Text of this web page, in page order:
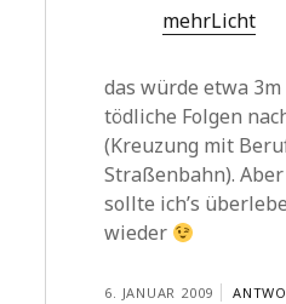
mehrLicht
das würde etwa
tödliche Folgen
(Kreuzung mit
Straßenbahn).
sollte ich’s
wieder
6. JANUAR 2009